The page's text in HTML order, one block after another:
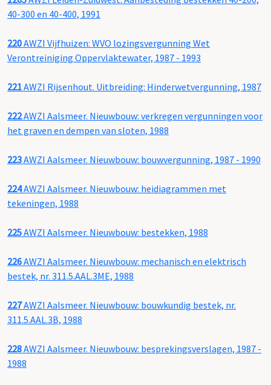
40-300 en 40-400, 1991
220AWZI Vijfhuizen: WVO lozingsvergunning Wet
Verontreiniging Oppervlaktewater, 1987 - 1993
221AWZI Rijsenhout. Uitbreiding: Hinderwetvergunning, 1987
222AWZI Aalsmeer. Nieuwbouw: verkregen vergunningen voor
het graven en dempen van sloten, 1988
223AWZI Aalsmeer. Nieuwbouw: bouwvergunning, 1987 - 1990
224AWZI Aalsmeer. Nieuwbouw: heidiagrammen met
tekeningen, 1988
225AWZI Aalsmeer. Nieuwbouw: bestekken, 1988
226AWZI Aalsmeer. Nieuwbouw: mechanisch en elektrisch
bestek, nr. 311.5.AAL.3ME, 1988
227AWZI Aalsmeer. Nieuwbouw: bouwkundig bestek, nr.
311.5.AAL.3B, 1988
228AWZI Aalsmeer. Nieuwbouw: besprekingsverslagen, 1987 -
1988